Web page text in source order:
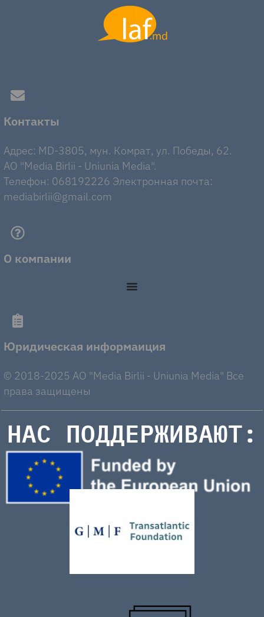
Контакты
Адрес: MD-3805, мун. Комрат, ул. Победы, 62.
AO "Media Birlii - Uniunia Media".
Телефон: 068192226 Электронная почта:
mediabirlii@gmail.com
О компании
Юридическая информаиция
© 2018-2025 AO "Media Birlii - Uniunia Media" Все
права защищены
НАС ПОДДЕРЖИВАЮТ: